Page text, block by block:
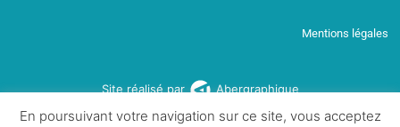
Mentions légales
Site réalisé par Abergraphique
En poursuivant votre navigation sur ce site, vous acceptez